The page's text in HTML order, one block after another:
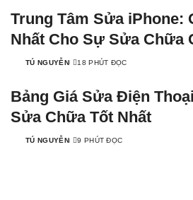
Trung Tâm Sửa iPhone:
Nhất Cho Sự Sửa Chữa
TÚ NGUYỄN 18 PHÚT ĐỌC
Bảng Giá Sửa Điện
Sửa Chữa Tốt Nhất
TÚ NGUYỄN 9 PHÚT ĐỌC